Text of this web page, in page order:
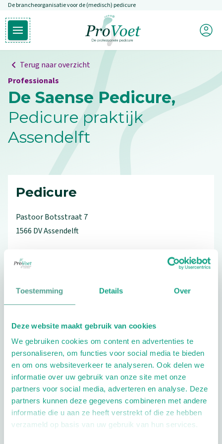
Toestemming Details Over
Deze website maakt gebruik van cookies
We gebruiken cookies om content en advertenties te
personaliseren, om functies voor social media te bieden
en om ons websiteverkeer te analyseren. Ook delen we
informatie over uw gebruik van onze site met onze
partners voor social media, adverteren en analyse. Deze
partners kunnen deze gegevens combineren met andere
informatie die u aan ze heeft verstrekt of die ze hebben
verzameld op basis van uw gebruik van hun services.
Overslaan en naar de inhoud gaan
De brancheorganisatie voor de (medisch) pedicure
Open hoofdmenu
Ga naar de homepagina
Mijn
Terug naar overzicht
Professionals
De Saense Pedicure,
Pedicure praktijk
Assendelft
Pedicure
Pastoor Botsstraat7
1566 DVAssendelft
Bezoek de website
Schrijf ook een review
Openingstijden